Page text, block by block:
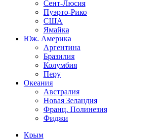
Сент-Люсия
Пуэрто-Рико
США
Ямайка
Юж. Америка
Аргентина
Бразилия
Колумбия
Перу
Океания
Австралия
Новая Зеландия
Франц. Полинезия
Фиджи
Крым